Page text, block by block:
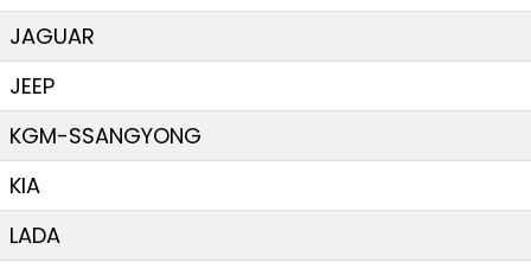
JAGUAR
JEEP
KGM-SSANGYONG
KIA
LADA